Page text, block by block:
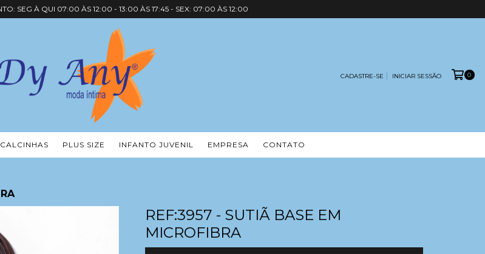
SEG À QUI 07:00 ÀS 12:00 - 13:00 ÀS 17:45 - SEX: 07:00 ÀS 12:00
CADASTRE-SE INICIAR SESSÃO 0
CALCINHAS PLUS SIZE INFANTO JUVENIL EMPRESA CONTATO
REF:3957 - SUTIÃ BASE EM
MICROFIBRA